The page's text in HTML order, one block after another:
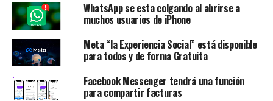
WhatsApp se esta colgando al abrirse a
muchos usuarios de iPhone
Meta “la Experiencia Social” está disponible
para todos y de forma Gratuita
Facebook Messenger tendrá una función
para compartir facturas